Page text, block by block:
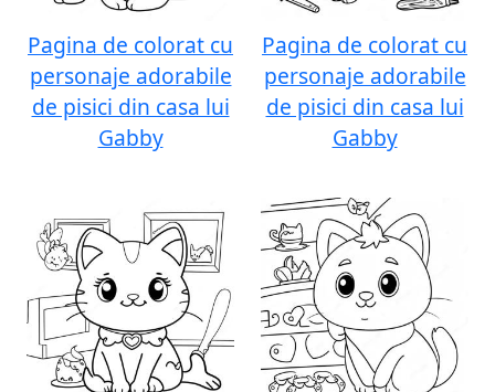
Pagina de colorat cu
personaje adorabile
de pisici din casa lui
Gabby
Pagina de colorat cu
personaje adorabile
de pisici din casa lui
Gabby